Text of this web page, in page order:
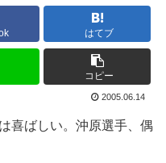
はてブ
コピー
2005.06.14
喜ばしい。沖原選手、偶